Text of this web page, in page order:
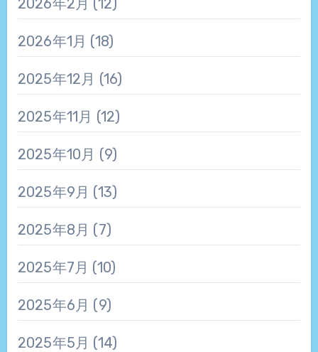
2026年1月 (18)
2025年12月 (16)
2025年11月 (12)
2025年10月 (9)
2025年9月 (13)
2025年8月 (7)
2025年7月 (10)
2025年6月 (9)
2025年5月 (14)